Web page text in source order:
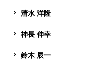
清水 洋隆
神長 伸幸
鈴木 辰一